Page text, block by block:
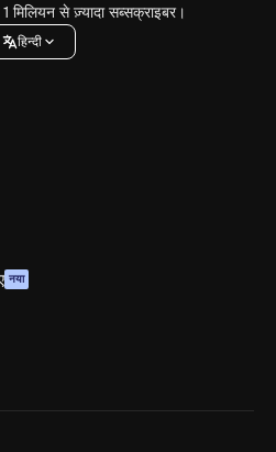
मिलियन से ज़्यादा सब्सक्राइबर।
हिन्दी
नया